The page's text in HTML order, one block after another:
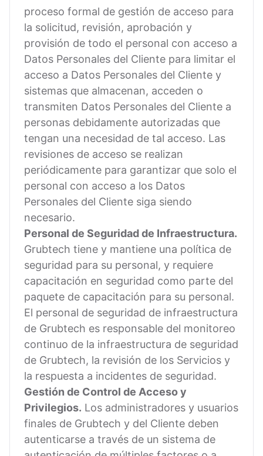
proceso formal de gestión de acceso para
la solicitud, revisión, aprobación y
provisión de todo el personal con acceso a
Datos Personales del Cliente para limitar el
acceso a Datos Personales del Cliente y
sistemas que almacenan, acceden o
transmiten Datos Personales del Cliente a
personas debidamente autorizadas que
tengan una necesidad de tal acceso. Las
revisiones de acceso se realizan
periódicamente para garantizar que solo el
personal con acceso a los Datos
Personales del Cliente siga siendo
necesario.
Personal de Seguridad de Infraestructura.
Grubtech tiene y mantiene una política de
seguridad para su personal, y requiere
capacitación en seguridad como parte del
paquete de capacitación para su personal.
El personal de seguridad de infraestructura
de Grubtech es responsable del monitoreo
continuo de la infraestructura de seguridad
de Grubtech, la revisión de los Servicios y
la respuesta a incidentes de seguridad.
Gestión de Control de Acceso y
Privilegios. Los administradores y usuarios
finales de Grubtech y del Cliente deben
autenticarse a través de un sistema de